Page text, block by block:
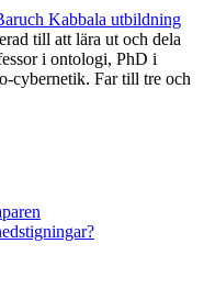
Kabbala utbildning
till att lära ut och dela
i ontologi, PhD i
cybernetik. Far till tre och